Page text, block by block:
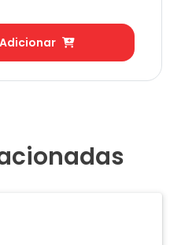
Adicionar